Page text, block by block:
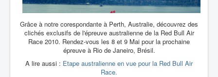
Grâce à notre corespondante à Perth, Australie, découvrez des
clichés exclusifs de l'épreuve australienne de la Red Bull Air
Race 2010. Rendez-vous les 8 et 9 Mai pour la prochaine
épreuve à Rio de Janeiro, Brésil.
A lire aussi : Etape australienne en vue pour la Red Bull Air
Race.